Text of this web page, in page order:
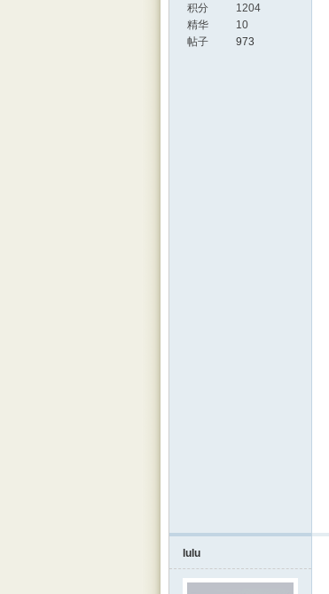
积分
1204
精华
10
帖子
973
lulu